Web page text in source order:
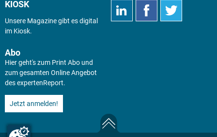
KIOSK
Unsere Magazine gibt es digital
im Kiosk.
Abo
Hier geht's zum Print Abo und
zum gesamten Online Angebot
des expertenReport.
Jetzt anmelden!